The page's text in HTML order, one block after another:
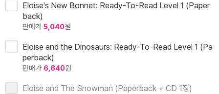
Eloise's New Bonnet: Ready-To-Read Level 1 (Paper
back)
판매가 5,040원
Eloise and the Dinosaurs: Ready-To-Read Level 1 (Pa
perback)
판매가 6,640원
Eloise and The Snowman (Paperback + CD 1장)